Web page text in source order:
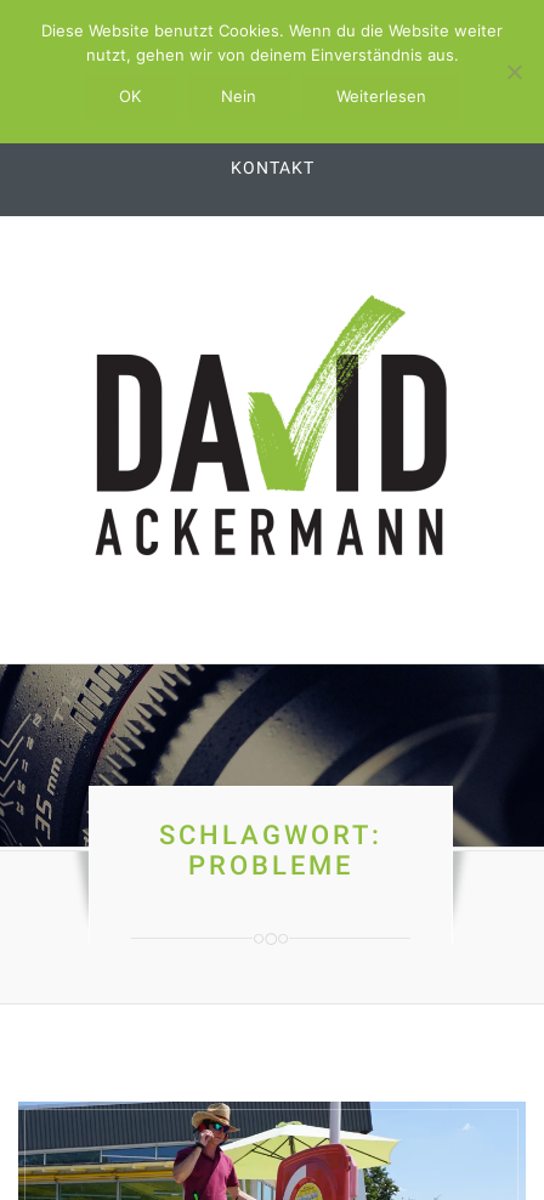
ABOUT SCHWIMMBAD.TV
KONTAKT
SCHLAGWORT:
PROBLEME
Diese Website benutzt Cookies. Wenn du die Website weiter
nutzt, gehen wir von deinem Einverständnis aus.
OK Nein Weiterlesen